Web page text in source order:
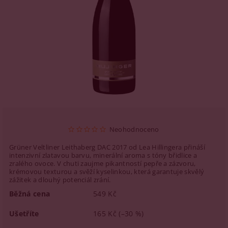
Neohodnoceno
Grüner Veltliner Leithaberg DAC 2017 od Lea Hillingera přináší
intenzivní zlatavou barvu, minerální aroma s tóny břidlice a
zralého ovoce. V chuti zaujme pikantností pepře a zázvoru,
krémovou texturou a svěží kyselinkou, která garantuje skvělý
zážitek a dlouhý potenciál zrání.
Běžná cena 549 Kč
Ušetříte 165 Kč (–30 %)